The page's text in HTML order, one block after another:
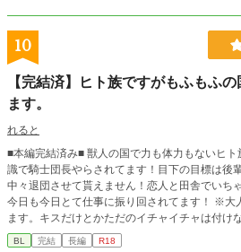
10
【完結済】ヒト族ですがもふもふ
ます。
れると
■本編完結済み■ 獣人の国で力も体力もないヒ
識で騎士団長やらされてます！目下の目標は後
中々退団させて貰えません！恋人と田舎でいち
今日も今日とて仕事に振り回されてます！ ※大
ます。キスだけとかただのイチャイチャは付
女作品の為拙い場面が多々あるかと思います、
BL 完結 長編 R18